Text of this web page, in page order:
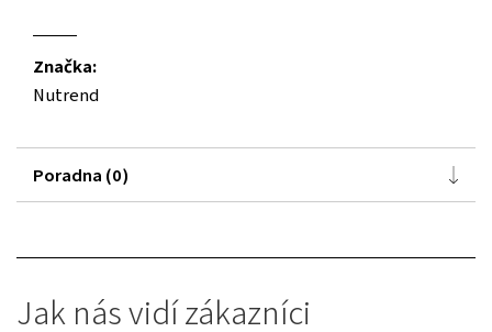
Značka:
Nutrend
Poradna (0)
Jak nás vidí zákazníci